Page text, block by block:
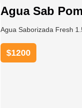
Agua Sab
Agua Saborizada Fresh
$1200